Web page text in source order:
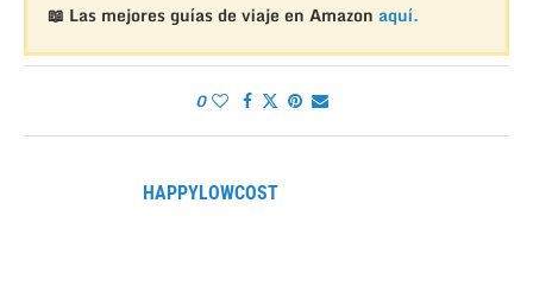
📖 Las mejores guías de viaje en Amazon aquí.
0
HAPPYLOWCOST